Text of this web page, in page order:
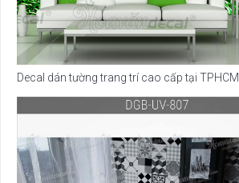
Decal dán tường trang trí cao cấp tại TPHCM